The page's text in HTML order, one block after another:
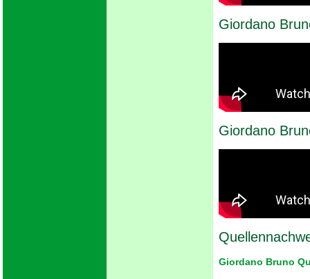
Giordano
Giordano
Giordano Bruno